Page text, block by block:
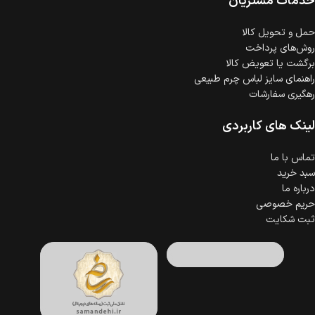
حمل‌ و تحویل کالا
روش‌های پرداخت
برگشت یا تعویض کالا
راهنمای سایز لباس چرم طبیعی
رهگیری سفارشات
لینک های کاربردی
تماس با ما
سبد خرید
درباره ما
حریم خصوصی
ثبت شکایت